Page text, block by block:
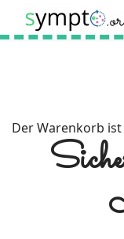
Der Warenkorb